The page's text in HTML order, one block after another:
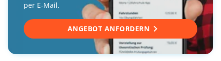
per E-Mail.
ANGEBOT ANFORDERN